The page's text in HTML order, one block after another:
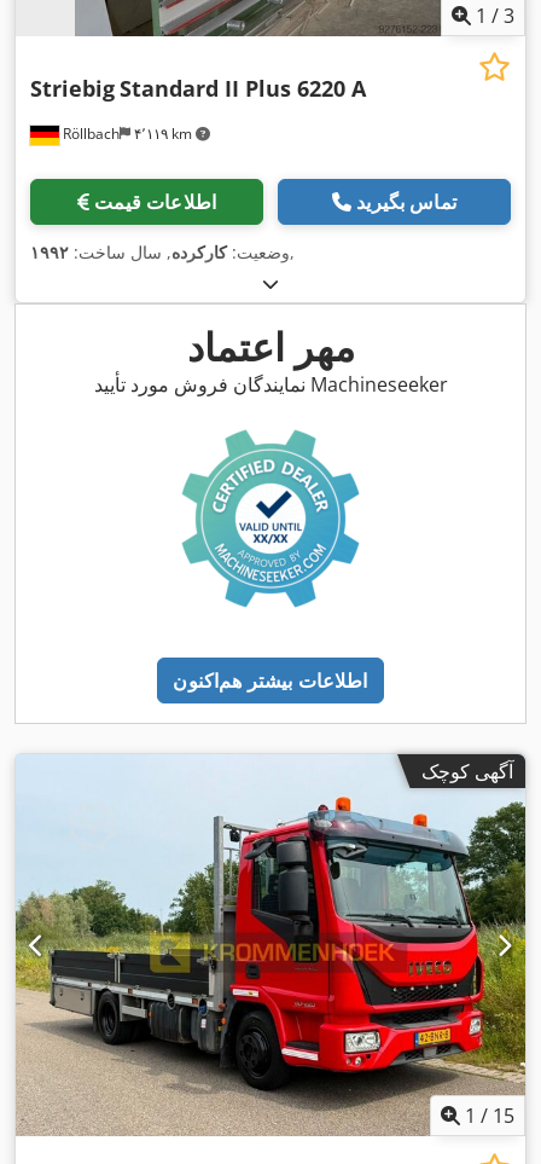
1 /3
Röllbach ۴٬۱۱۹ km
StriebigStandard II Plus 6220 A
اطلاعات قیمت تماس بگیرید
وضعیت:کارکرده, سال ساخت: ۱۹۹۲ ,
مهر اعتماد
نمایندگان فروش مورد تأیید Machineseeker
اطلاعات بیشتر هم‌اکنون
آگهی کوچک
1 / 15